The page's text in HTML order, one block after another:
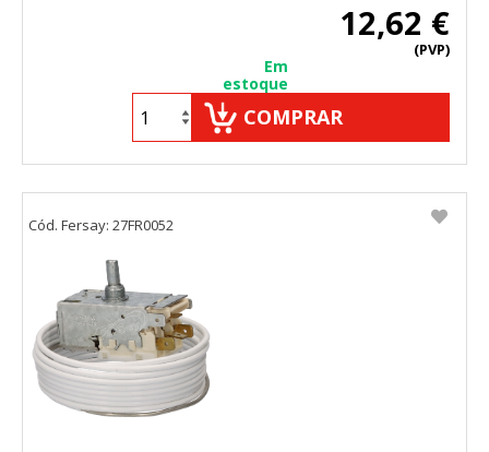
12,62 €
(PVP)
Em
estoque
COMPRAR
Cód. Fersay: 27FR0052